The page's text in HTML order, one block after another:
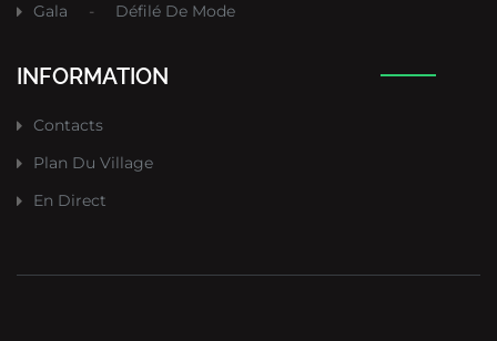
Gala
- Défilé De Mode
INFORMATION
Contacts
Plan Du Village
En Direct